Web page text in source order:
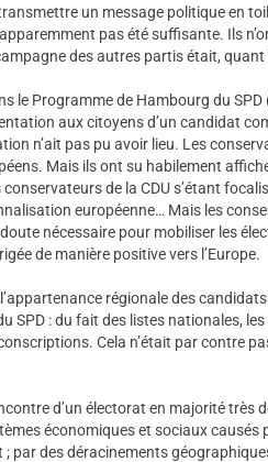
un message politique en
pas été suffisante. Ils
des autres partis était,
le Programme de Hambourg du
aux citoyens d’un candidat
n’ait pas pu avoir lieu. Les
Mais ils ont su habilement
de la CDU s’étant
européenne… Mais les
nécessaire pour mobiliser les
de manière positive vers l’Europe.
régionale des
SPD : du fait des listes nationales,
Cela n’était par contre
d’un électorat en majorité très
économiques et sociaux causés
par des déracinements